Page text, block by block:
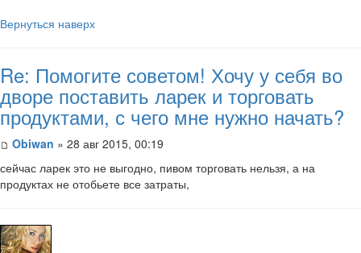
Вернуться наверх
Re: Помогите советом! Хочу у себя во
дворе поставить ларек и торговать
продуктами, с чего мне нужно начать?
Obiwan » 28 авг 2015, 00:19
сейчас ларек это не выгодно, пивом торговать нельзя, а на
продуктах не отобьете все затраты,